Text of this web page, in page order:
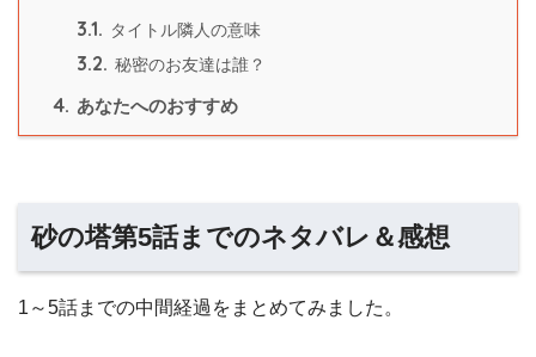
3.1. タイトル隣人の意味
3.2. 秘密のお友達は誰？
4. あなたへのおすすめ
砂の塔第5話までのネタバレ＆感想
1～5話までの中間経過をまとめてみました。